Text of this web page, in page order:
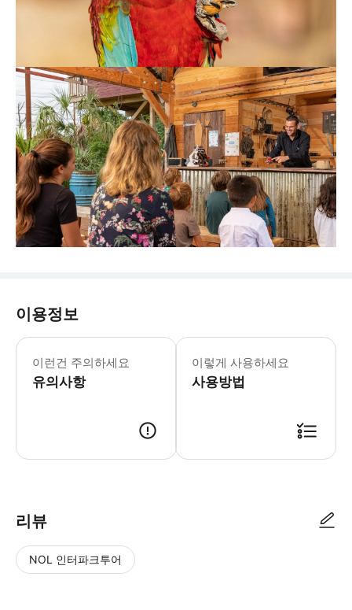
이용정보
이런건 주의하세요
유의사항
마른 라 발레 근처에 있는 유일한 몰
파 Parrot World 월요일 - 금요일
* 다채로운 앵무새부터 재규어, 수달
이렇게 사용하세요
사용방법
리뷰
NOL 인터파크투어